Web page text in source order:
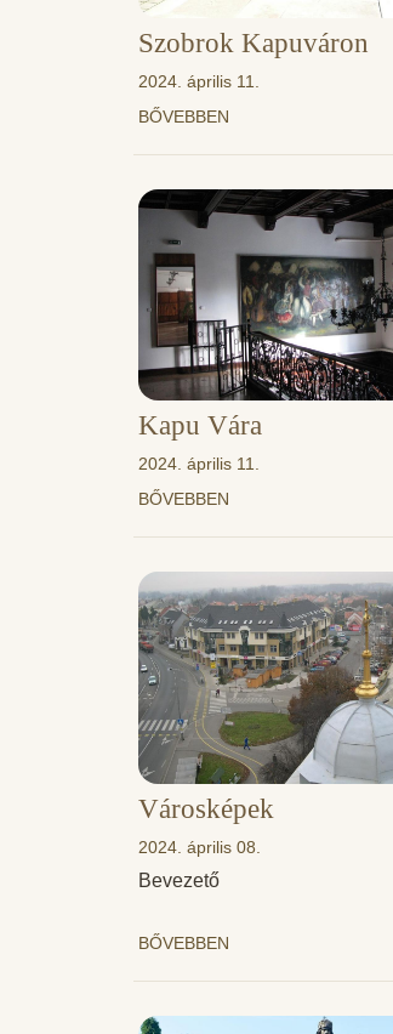
Szobrok Kapuváron
2024. április 11.
BŐVEBBEN
Kapu Vára
2024. április 11.
BŐVEBBEN
Városképek
2024. április 08.
Bevezető
BŐVEBBEN